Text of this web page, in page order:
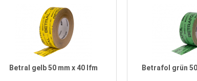
Betral gelb 50 mm x 40 lfm Betrafol grün